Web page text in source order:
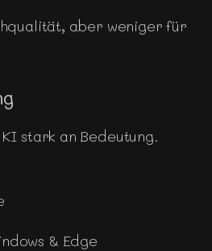
aber weniger für
stark an Bedeutung.
& Edge